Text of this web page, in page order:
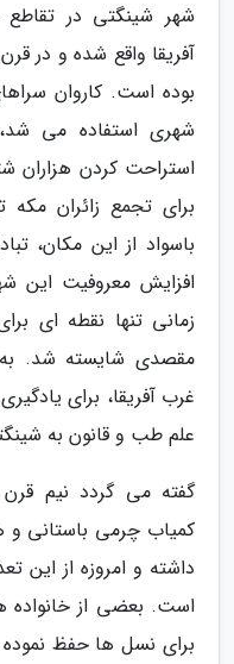
شهر شینگتی در
آفریقا واقع شده و در
بوده است. کاروان
شهری استفاده می
استراحت کردن هزاران
برای تجمع زائران مکه
باسواد از این مکان،
افزایش معروفیت این
زمانی تنها نقطه ای
مقصدی شایسته شد.
غرب آفریقا، برای
علم طب و قانون به
کمیاب چرمی باستانی و
است. بعضی از خانواده
برای نسل ها حفظ